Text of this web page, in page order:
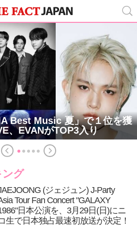
Best Music 夏」で１位を獲
、EVANがTOP3入り
ング
(ジェジュン) J-Party
Tour Fan Concert "GALAXY
日本公演を、3月29日(日)にニ
生で日本独占最速初放送が決定！